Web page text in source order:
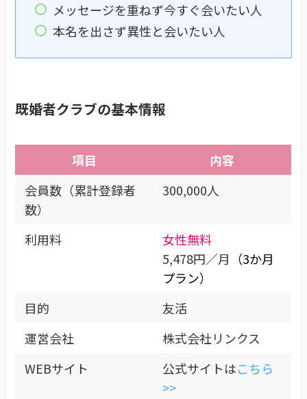
メッセージを重ねず今すぐ会いたい人
本名を出さず異性と会いたい人
既婚者クラブの基本情報
項目
内容
会員数（累計登録者
数）
300,000人
利用料
女性無料
5,478円／月 （3か月
プラン）
目的
友活
運営会社
株式会社リンクス
WEBサイト
公式サイトはこちら
>>